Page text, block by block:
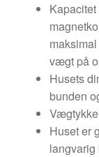
vægt på
Husets
bunden
Huset er
langvarig